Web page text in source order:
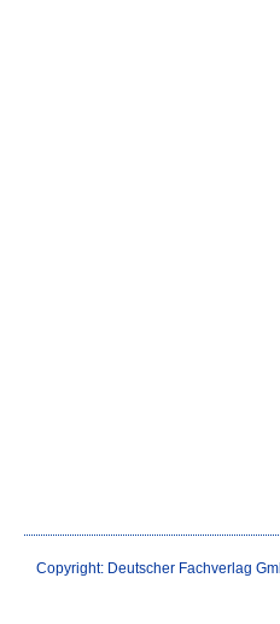
Copyright: Deutscher Fachverlag